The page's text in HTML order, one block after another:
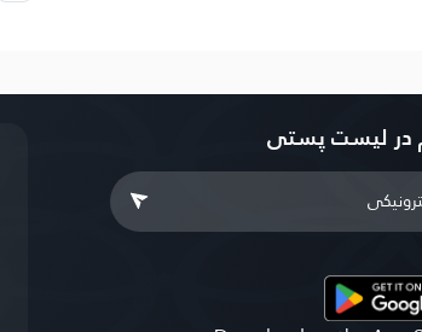
در ليست پستى